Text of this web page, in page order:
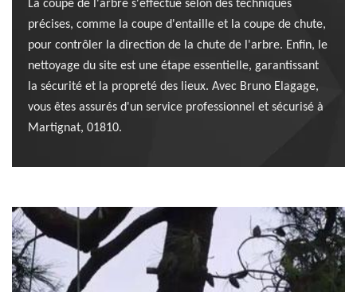
La coupe de l'arbre s'effectue selon des techniques
précises, comme la coupe d'entaille et la coupe de chute,
pour contrôler la direction de la chute de l'arbre. Enfin, le
nettoyage du site est une étape essentielle, garantissant
la sécurité et la propreté des lieux. Avec Bruno Elagage,
vous êtes assurés d'un service professionnel et sécurisé à
Martignat, 01810.